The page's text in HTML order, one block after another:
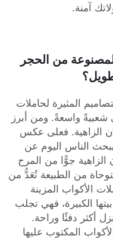
آمنة.
من الحجر
التصاميم المثيرة لحاملات
شعبيةً واسعةً. ومن أبرز
الزاهية. فعلى عكس
يبحث الناس اليوم عن
الزاهية جوًّا من المرح
من الطبيعة تُعَدُّ من
الأكواب المزينة
الكبيرة، فهي تجلب
أكثر دفئًا وراحة.
المكتوب عليها